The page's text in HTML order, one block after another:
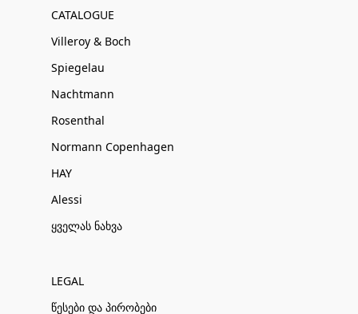
CATALOGUE
Villeroy & Boch
Spiegelau
Nachtmann
Rosenthal
Normann Copenhagen
HAY
Alessi
ყველას ნახვა
LEGAL
წესები და პირობები